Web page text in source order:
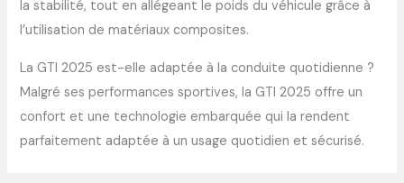
la stabilité, tout en allégeant le poids du véhicule grâce à
l’utilisation de matériaux composites.
La GTI 2025 est-elle adaptée à la conduite quotidienne ?
Malgré ses performances sportives, la GTI 2025 offre un
confort et une technologie embarquée qui la rendent
parfaitement adaptée à un usage quotidien et sécurisé.